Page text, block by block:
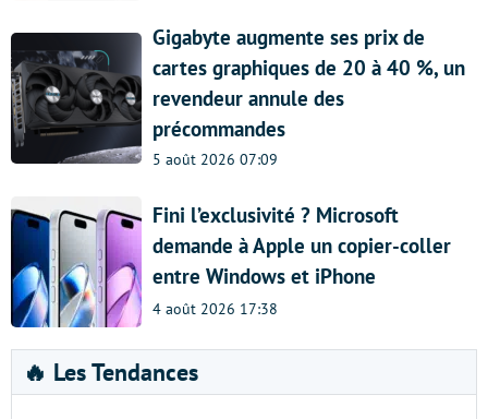
Gigabyte augmente ses prix de
cartes graphiques de 20 à 40 %, un
revendeur annule des
précommandes
5 août 2026 07:09
Fini l’exclusivité ? Microsoft
demande à Apple un copier-coller
entre Windows et iPhone
4 août 2026 17:38
🔥 Les Tendances